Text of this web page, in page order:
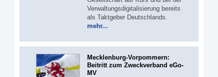
Verwaltungsdigitalisierung bereits
als Taktgeber Deutschlands.
mehr...
Mecklenburg-Vorpommern:
Beitritt zum Zweckverband eGo-
MV